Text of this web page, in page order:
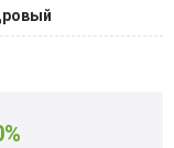
злодея.